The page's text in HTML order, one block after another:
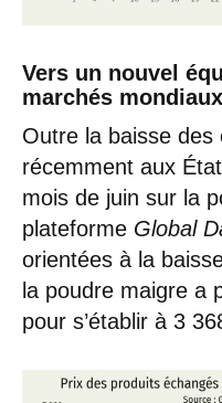
Vers un nouvel
marchés
Outre la baisse des
récemment aux
mois de juin sur la
plateforme Global
orientées à la
la poudre maigre a
pour s’établir à 3